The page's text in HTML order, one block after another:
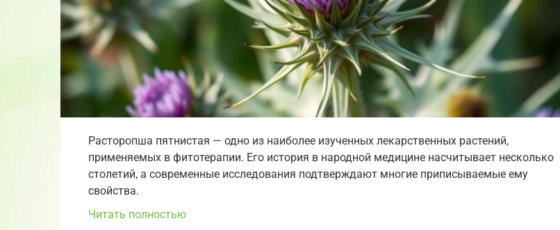
Расторопша пятнистая — одно из наиболее изученных лекарственных растений,
применяемых в фитотерапии. Его история в народной медицине насчитывает несколько
столетий, а современные исследования подтверждают многие приписываемые ему
свойства.
Читать полностью